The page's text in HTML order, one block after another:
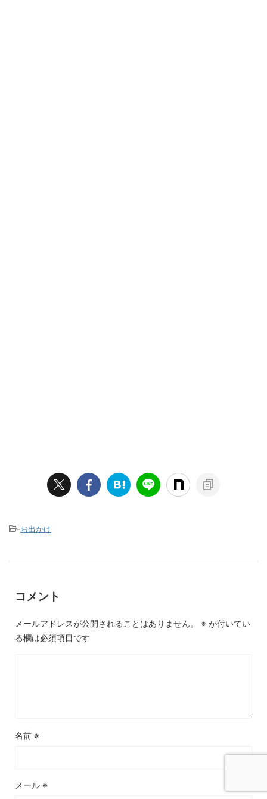
-お出かけ
コメント
メールアドレスが公開されることはありません。 ※ が付いてい
る欄は必須項目です
名前 ※
メール ※